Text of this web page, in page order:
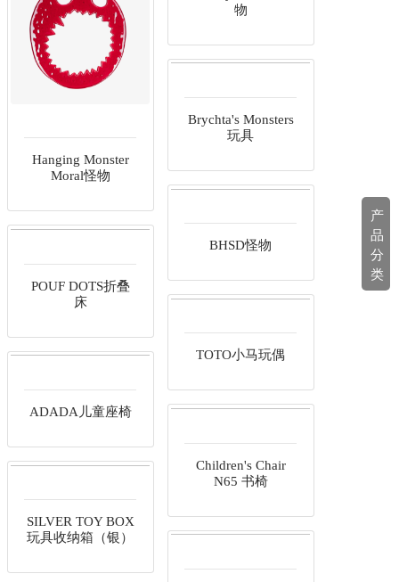
产
品
分
类
物
Hanging Monster
Moral怪物
Brychta's Monsters
玩具
BHSD怪物
POUF DOTS折叠
床
Children's Chair
N65 书椅
SILVER TOY BOX
玩具收纳箱（银）